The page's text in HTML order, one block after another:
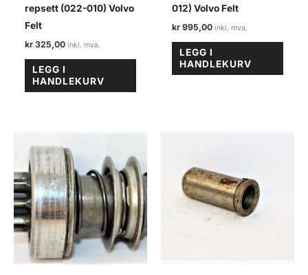
repsett (022-010) Volvo
Felt
kr 325,00
LEGG I
HANDLEKURV
012) Volvo Felt
kr 995,00
LEGG I
HANDLEKURV